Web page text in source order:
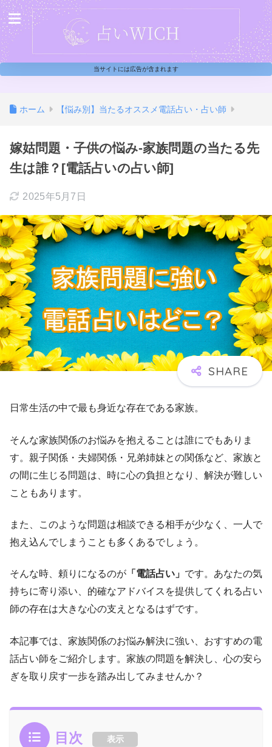
当サイトには広告が含まれます
ホーム 【悩み別】当たるオススメ電話占い・占い師
嫁姑問題・子供の悩み-家族問題の当たる先
生は誰？[電話占いの占い師]
2025年5月7日
日常生活の中で最も身近な存在である家族。
そんな家族関係のお悩みを抱えることは誰にでもありま
す。親子関係・夫婦関係・兄弟姉妹との関係など、家族と
の間に生じる問題は、時に心の負担となり、解決が難しい
こともあります。
また、このような問題は相談できる相手が少なく、一人で
抱え込んでしまうことも多くあるでしょう。
そんな時、頼りになるのが 「電話占い」 です。あなたの気
持ちに寄り添い、的確なアドバイスを提供してくれる占い
師の存在は大きな心の支えとなるはずです。
本記事では、家族関係のお悩み解決に強い、おすすめの電
話占い師をご紹介します。家族の問題を解決し、心の安ら
ぎを取り戻す一歩を踏み出してみませんか？
目次 表示